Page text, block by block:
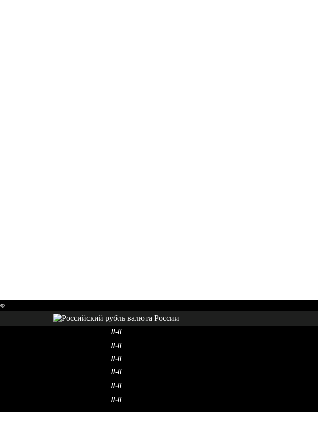
//-//
//-//
//-//
//-//
//-//
//-//